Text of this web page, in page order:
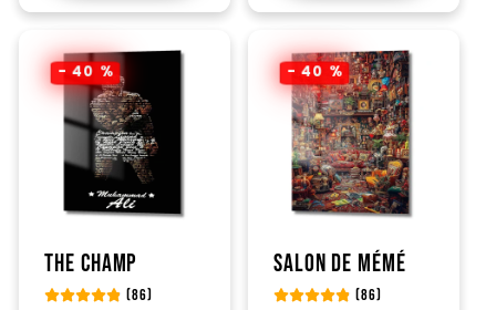
- 40 %
The Champ
(86)
- 40 %
Salon de mémé
(86)